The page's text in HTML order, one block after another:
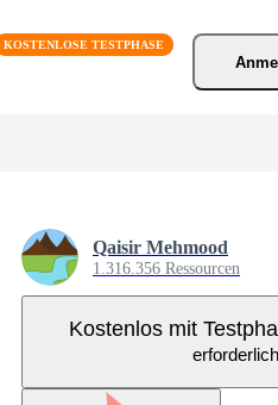
Qaisir Mehmood
1.316.356 Ressourcen
Kostenlos mit
erforderlich